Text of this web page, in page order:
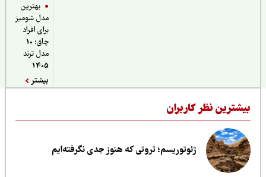
بهترین
مدل شومیز
برای افراد
چاق؛ 10
مدل ترند
نظر کاربران
ژئوتوریسم؛ ثروتی که هنوز جدی نگرفته‌ایم